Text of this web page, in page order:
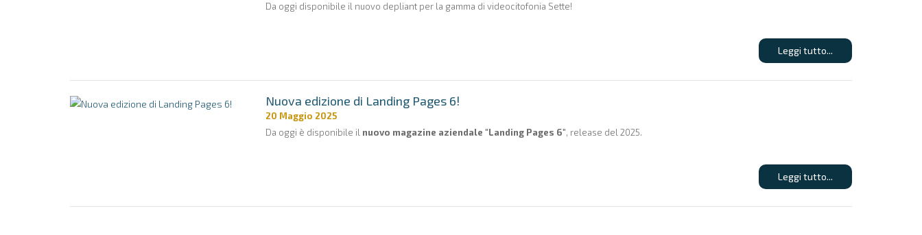
Da oggi disponibile il nuovo depliant per la gamma di videocitofonia Sette!
Leggi tutto...
Nuova edizione di Landing Pages 6!
20 Maggio 2025
Da oggi è disponibile il nuovo magazine aziendale "Landing Pages 6", release del 2025.
Leggi tutto...